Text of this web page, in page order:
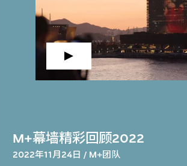
M+幕墙精彩回顾2022
2022年11月24日 / M+团队